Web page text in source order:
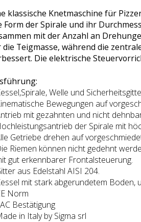
klassische Knetmaschine für
Form der Spirale und ihr
mit der Anzahl an
Teigmasse, während die
Die elektrische
Welle und
Bewegungen auf
mit gezahnten und nicht
der Spirale mit
Getriebe drehen auf
Riemen können nicht gedehnt
gut erkennbarer Frontalsteuerung.
aus Edelstahl AISI 204.
mit stark abgerundetem Boden,
Norm
Bestätigung
in Italy by Sigma srl